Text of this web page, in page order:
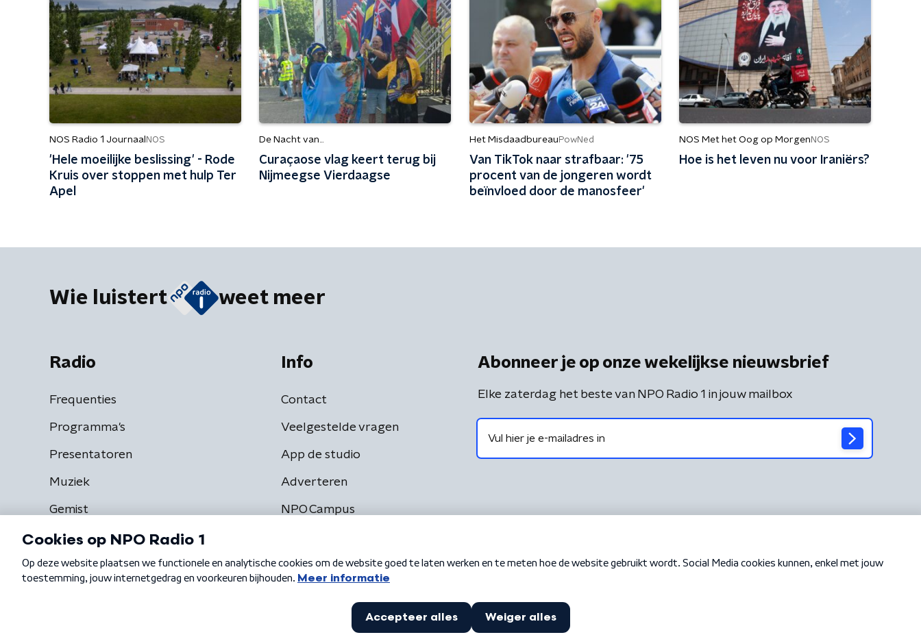
NOS Radio 1 Journaal NOS
'Hele moeilijke beslissing' - Rode
Kruis over stoppen met hulp Ter
Apel
De Nacht van...
Curaçaose vlag keert terug bij
Nijmeegse Vierdaagse
Het Misdaadbureau PowNed
Van TikTok naar strafbaar: '75
procent van de jongeren wordt
beïnvloed door de manosfeer'
NOS Met het Oog op Morgen NOS
Hoe is het leven nu voor Iraniërs?
Wie luistert weet meer
Radio
Frequenties
Programma's
Presentatoren
Muziek
Gemist
Info
Contact
Veelgestelde vragen
App de studio
Adverteren
NPO Campus
Abonneer je op onze wekelijkse nieuwsbrief
Elke zaterdag het beste van NPO Radio 1 in jouw mailbox
Algemene voorwaarden Privacybeleid